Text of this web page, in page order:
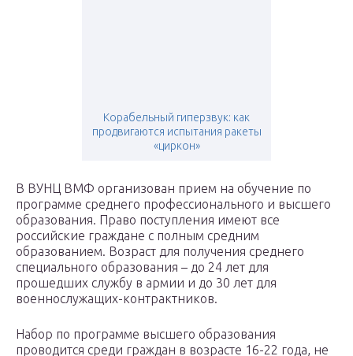
Корабельный гиперзвук: как
продвигаются испытания ракеты
«циркон»
В ВУНЦ ВМФ организован прием на обучение по
программе среднего профессионального и высшего
образования. Право поступления имеют все
российские граждане с полным средним
образованием. Возраст для получения среднего
специального образования – до 24 лет для
прошедших службу в армии и до 30 лет для
военнослужащих-контрактников.
Набор по программе высшего образования
проводится среди граждан в возрасте 16-22 года, не